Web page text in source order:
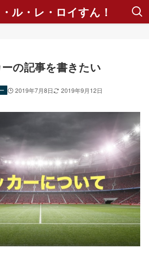
ル・レ・ロイすん！
の記事を書きたい
2019年7月8日 2019年9月12日